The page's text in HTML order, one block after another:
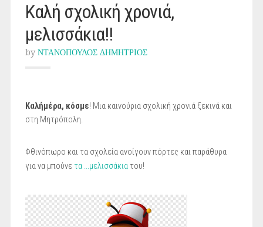
Καλή σχολική χρονιά,
μελισσάκια!!
by ΝΤΑΝΟΠΟΥΛΟΣ ΔΗΜΗΤΡΙΟΣ
Καλήμέρα, κόσμε! Μια καινούρια σχολική χρονιά ξεκινά και
στη Μητρόπολη.
Φθινόπωρο και τα σχολεία ανοίγουν πόρτες και παράθυρα
για να μπούνε τα ...μελισσάκιατου!